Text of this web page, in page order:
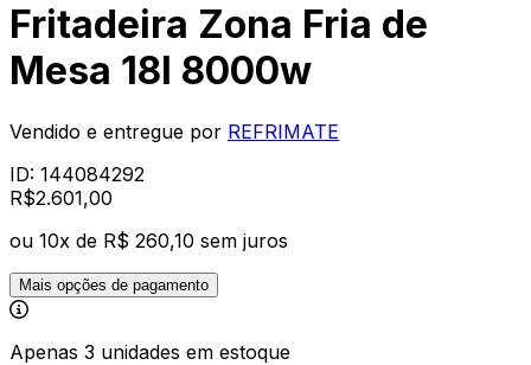
Fritadeira Zona Fria de
Mesa 18l 8000w
Vendido e entregue por REFRIMATE
ID: 144084292
R$2.601,00
ou 10x de R$ 260,10 sem juros
Mais opções de pagamento
Apenas 3 unidades em estoque